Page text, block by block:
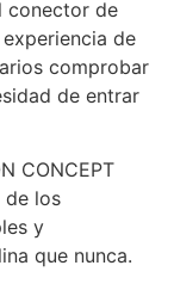
conector de
de
comprobar
de entrar
CONCEPT
de los
y
que nunca.